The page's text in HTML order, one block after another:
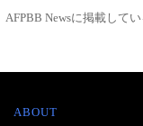
AFPBB Newsに掲載して
ABOUT